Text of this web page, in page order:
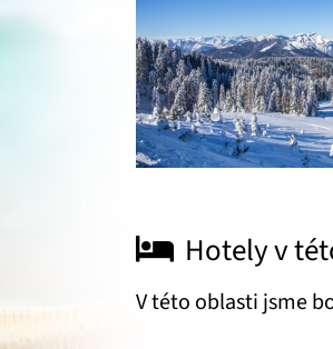
Hotely v
V této oblasti jsme